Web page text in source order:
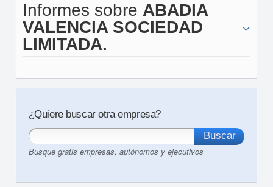
Informes sobre ABADIA
VALENCIA SOCIEDAD
LIMITADA.
¿Quiere buscar otra empresa?
Busque gratis empresas, autónomos y ejecutivos